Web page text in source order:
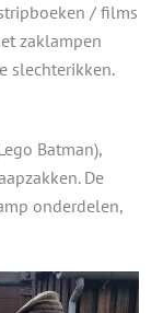
/ films
zaklampen
slechterikken.
Batman),
De
onderdelen,